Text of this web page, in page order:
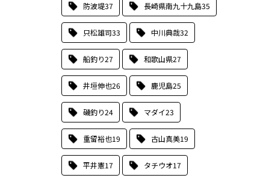
防波堤37 長崎県南九十九島35
只松雄司33 中川典哉32
船釣り27 和歌山県27
井垣伸也26 鹿児島25
磯釣り24 マダイ23
重留裕也19 古山真美19
平井憲17 タチウオ17